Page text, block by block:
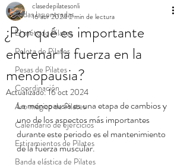
Todas las entradas
El método Pilates
Pelota de Pilates
Pesas de Pilates
Coordinación
Aro mágico de Pilates
Calendario de ejercicios
Estiramientos de Pilates
Banda elástica de Pilates
¿Por qué es importante
entrenar la fuerza en la
menopausia?
clasedepilatesonli
16 abr 20242 min de lectura
Actualizado:16 oct 2024
La menopausia es una etapa de cambios y
uno de los aspectos más importantes
durante este periodo es el mantenimiento
de la fuerza muscular.